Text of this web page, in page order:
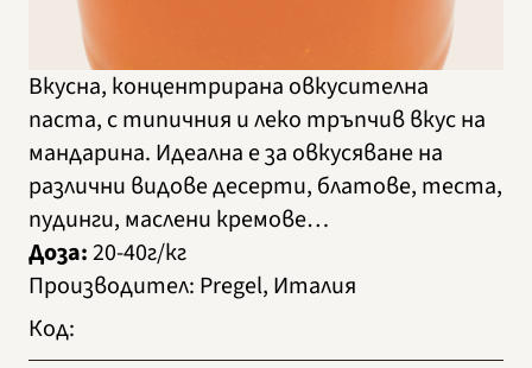
Вкусна, концентрирана овкусителна
паста, с типичния и леко тръпчив вкус на
мандарина. Идеална е за овкусяване на
различни видове десерти, блатове, теста,
пудинги, маслени кремове…
Доза:20-40г/кг
Производител: Pregel, Италия
Код: